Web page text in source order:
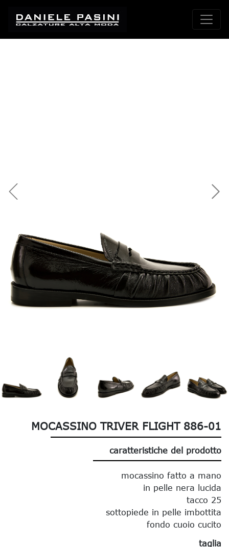
MOCASSINO TRIVER FLIGHT 886-01
caratteristiche del prodotto
mocassino fatto a mano
in pelle nera lucida
tacco 25
sottopiede in pelle imbottita
fondo cuoio cucito
taglia